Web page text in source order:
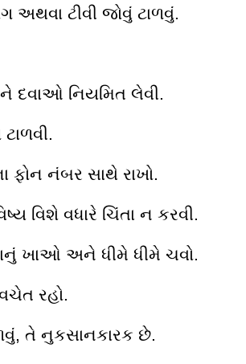
અથવા ટીવી જોવું ટાળવું.
દવાઓ નિયમિત લેવી.
ટાળવી.
ફોન નંબર સાથે રાખો.
વિશે વધારે ચિંતા ન કરવી.
ખાઓ અને ધીમે ધીમે ચવો.
રહો.
તે નુકસાનકારક છે.